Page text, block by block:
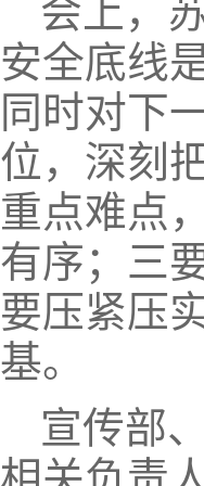
会上，
安全底线
同时对下
位，深刻
重点难点
有序；三
要压紧压
基。
宣传部